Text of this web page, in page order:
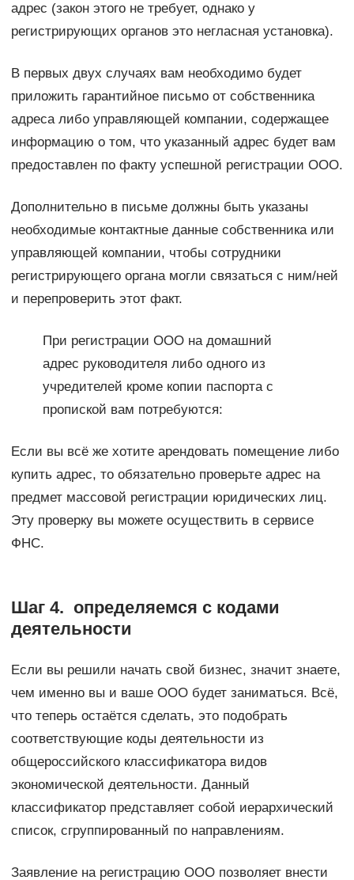
адрес (закон этого не требует, однако у
регистрирующих органов это негласная установка).
В первых двух случаях вам необходимо будет
приложить гарантийное письмо от собственника
адреса либо управляющей компании, содержащее
информацию о том, что указанный адрес будет вам
предоставлен по факту успешной регистрации ООО.
Дополнительно в письме должны быть указаны
необходимые контактные данные собственника или
управляющей компании, чтобы сотрудники
регистрирующего органа могли связаться с ним/ней
и перепроверить этот факт.
При регистрации ООО на домашний
адрес руководителя либо одного из
учредителей кроме копии паспорта с
пропиской вам потребуются:
Если вы всё же хотите арендовать помещение либо
купить адрес, то обязательно проверьте адрес на
предмет массовой регистрации юридических лиц.
Эту проверку вы можете осуществить в сервисе
ФНС.
Шаг 4. определяемся с кодами
деятельности
Если вы решили начать свой бизнес, значит знаете,
чем именно вы и ваше ООО будет заниматься. Всё,
что теперь остаётся сделать, это подобрать
соответствующие коды деятельности из
общероссийского классификатора видов
экономической деятельности. Данный
классификатор представляет собой иерархический
список, сгруппированный по направлениям.
Заявление на регистрацию ООО позволяет внести